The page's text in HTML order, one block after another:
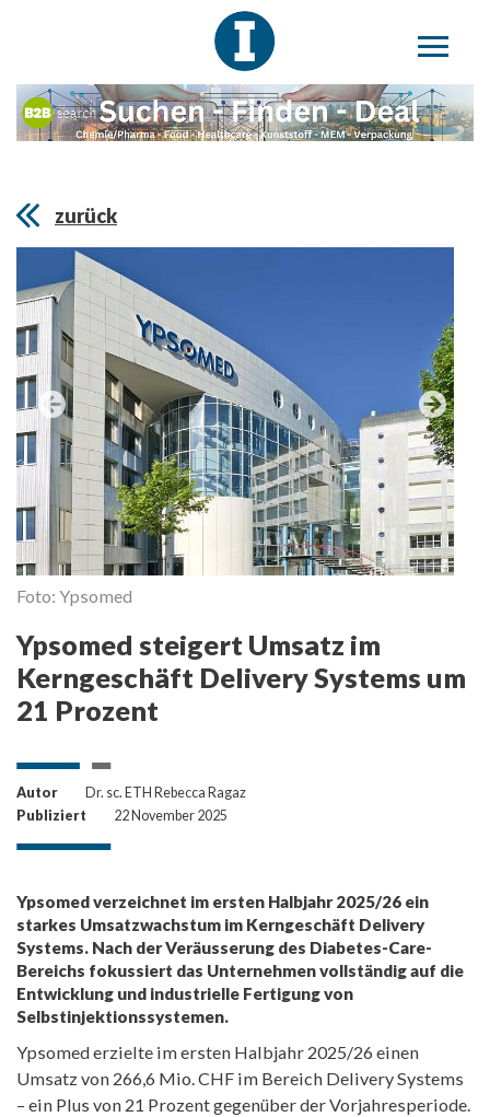
zurück
Foto: Ypsomed
Ypsomed steigert Umsatz im
Kerngeschäft Delivery Systems um
21 Prozent
Autor
Dr. sc. ETH Rebecca Ragaz
Publiziert
22 November 2025
Ypsomed verzeichnet im ersten Halbjahr 2025/26 ein
starkes Umsatzwachstum im Kerngeschäft Delivery
Systems. Nach der Veräusserung des Diabetes-Care-
Bereichs fokussiert das Unternehmen vollständig auf die
Entwicklung und industrielle Fertigung von
Selbstinjektionssystemen.
Ypsomed erzielte im ersten Halbjahr 2025/26 einen
Umsatz von 266,6 Mio. CHF im Bereich Delivery Systems
– ein Plus von 21 Prozent gegenüber der Vorjahresperiode.